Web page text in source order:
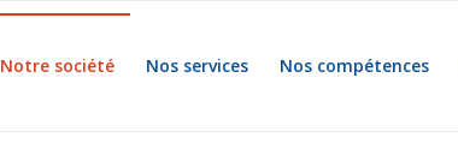
Notre société Nos services Nos compétences